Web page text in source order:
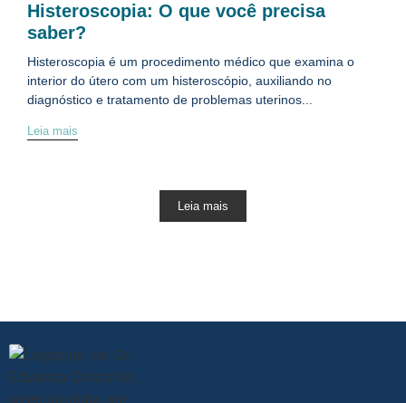
Histeroscopia: O que você precisa
saber?
Histeroscopia é um procedimento médico que examina o
interior do útero com um histeroscópio, auxiliando no
diagnóstico e tratamento de problemas uterinos...
Leia mais
Leia mais